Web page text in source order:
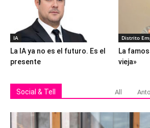
IA
La IA ya no es el futuro. Es el
presente
Distrito
La
vieja»
Social & Tell All